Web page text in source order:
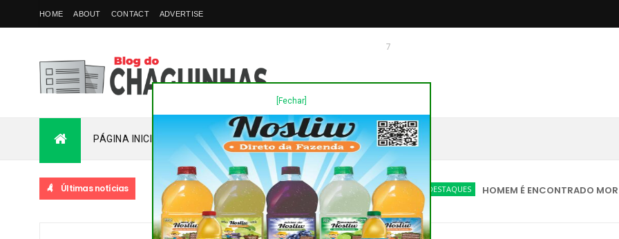
HOME ABOUT CONTACT ADVERTISE
7
PÁGINA INICIAL PLANTÃO FALE COM O CHAGUINHAS
Últimas notícias DESTAQUES HOMEM É ENCONTRADO MORTO EM